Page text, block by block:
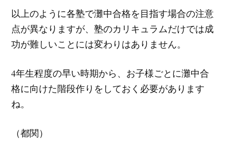
以上のように各塾で灘中合格を目指す場合の注意
点が異なりますが、塾のカリキュラムだけでは成
功が難しいことには変わりはありません。
4年生程度の早い時期から、お子様ごとに灘中合
格に向けた階段作りをしておく必要があります
ね。
（都関）